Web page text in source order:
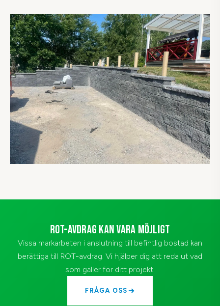
ROT-AVDRAG KAN VARA MÖJLIGT
Vissa markarbeten i anslutning till befintlig bostad kan
berättiga till ROT-avdrag. Vi hjälper dig att reda ut vad
som gäller för ditt projekt.
FRÅGA OSS